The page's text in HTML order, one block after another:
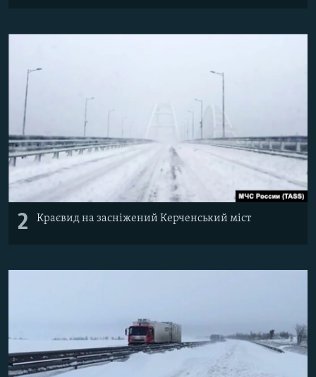
2 Краєвид на засніжений Керченський міст